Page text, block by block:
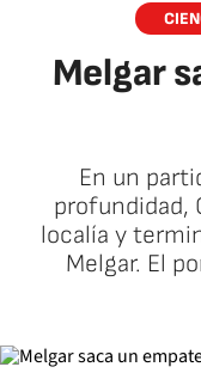
Melgar
En un
profundidad,
localía y
Melgar. El